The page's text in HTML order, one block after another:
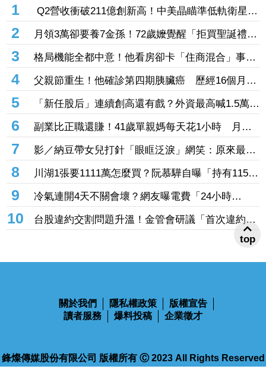
1
Q2營收衝破211億創新高！中美晶瞄準低軌衛星
+再生能源 上半年EPS達5.02元
2
月領3萬卻要養7金孫！72歲嬤覺醒「拒買聖誕禮
物」踩煞車 3兒女現實反應讓她心寒
3
格局機能全都中意！他看房卻卡「住商混合」事務
所過半 網友：除非夠便宜
4
父親節重生！他確診第四期胰臟癌 歷經16個月治
療病況穩定
5
「新任股后」連續創高還有戲？外資最高喊1.5萬
元 目標價一次看
6
副業比正職還賺！41歲單親媽每天花1小時 月收
入破百萬
7
影／納豆帶女兒打針「眼眶泛淚」網笑：原來最需
要安慰的是爸爸！
8
川湖1張要1111萬怎麼買？阮慕驊自曝「持有115
股」賺近30萬 教戰小資族：報酬率不會變
9
冷氣連開4天不關會壞？網友曝電費「24小時
吹」 台電揭省電關鍵
10
台股違約交割問題升溫！金管會研議「首次違約即
預收款券」 投資人炸鍋：乾脆改T+0
關於我們 隱私權政策
版權宣告
讀者服務
爆料投稿 企業徵才
鋒燦傳媒股份有限公司 版權所有 Ⓒ 2023 All Rights Reserved
top